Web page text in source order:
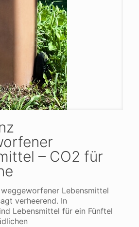
– CO2 für
Lebensmittel
verheerend. In
Lebensmittel für ein Fünftel